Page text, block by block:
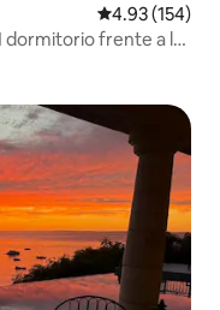
Calificación
4.93 (154)
dormitorio frente a la